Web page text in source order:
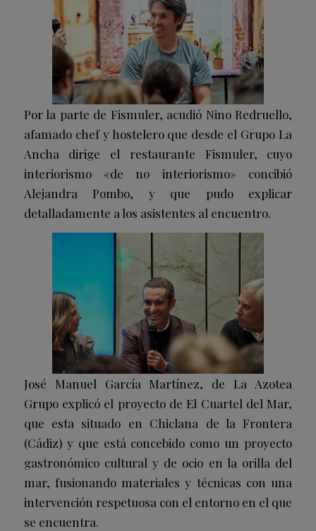
Por la parte de Fismuler, acudió Nino Redruello,
afamado chef y hostelero que desde el Grupo La
Ancha dirige el restaurante Fismuler, cuyo
interiorismo «de no interiorismo» concibió
Alejandra Pombo, y que pudo explicar
detalladamente a los asistentes al encuentro.
José Manuel García Martínez, de La Azotea
Grupo explicó el proyecto de El Cuartel del Mar,
que esta situado en Chiclana de la Frontera
(Cádiz) y que está concebido como un proyecto
gastronómico cultural y de ocio en la orilla del
mar, fusionando materiales y técnicas con una
intervención respetuosa con el entorno en el que
se encuentra.